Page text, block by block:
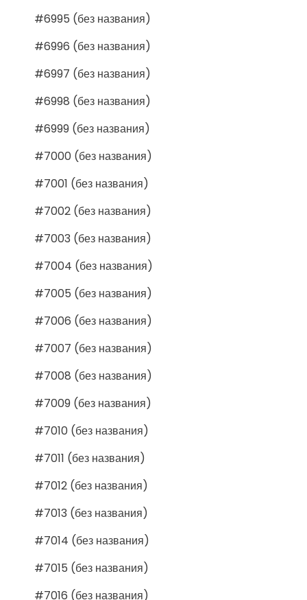
#6995 (без названия)
#6996 (без названия)
#6997 (без названия)
#6998 (без названия)
#6999 (без названия)
#7000 (без названия)
#7001 (без названия)
#7002 (без названия)
#7003 (без названия)
#7004 (без названия)
#7005 (без названия)
#7006 (без названия)
#7007 (без названия)
#7008 (без названия)
#7009 (без названия)
#7010 (без названия)
#7011 (без названия)
#7012 (без названия)
#7013 (без названия)
#7014 (без названия)
#7015 (без названия)
#7016 (без названия)